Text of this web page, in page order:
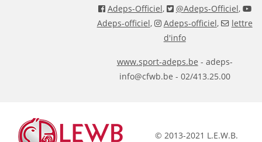
Adeps-Officiel, @Adeps-Officiel,
Adeps-officiel, Adeps-officiel,
lettre
d'info
www.sport-adeps.be - adeps-
info@cfwb.be - 02/413.25.00
© 2013-2021 L.E.W.B.